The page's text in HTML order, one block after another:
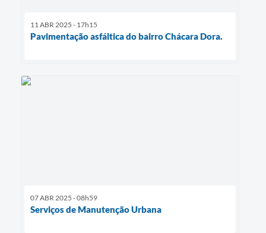
11 ABR 2025 - 17h15
Pavimentação asfáltica do bairro Chácara Dora.
07 ABR 2025 - 08h59
Serviços de Manutenção Urbana